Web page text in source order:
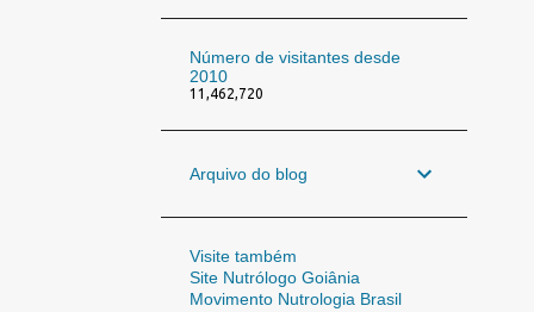
Número de visitantes desde
2010
11,462,720
Arquivo do blog
Visite também
Site Nutrólogo Goiânia
Movimento Nutrologia Brasil